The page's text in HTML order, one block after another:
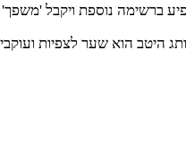
ברשימה נוספת ויקבל 'משפך'
היטב הוא שער לצפיות